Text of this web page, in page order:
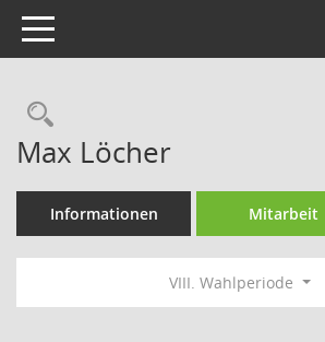
Toggle navigation
Rechercheauswahl
Max Löcher
Informationen Mitarbeit
VIII. Wahlperiode